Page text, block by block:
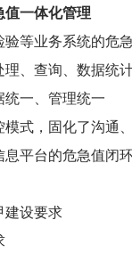
一体化管理
等业务系统的危
、查询、数据统
一、管理统一
式，固化了沟通
平台的危急值闭
建设要求